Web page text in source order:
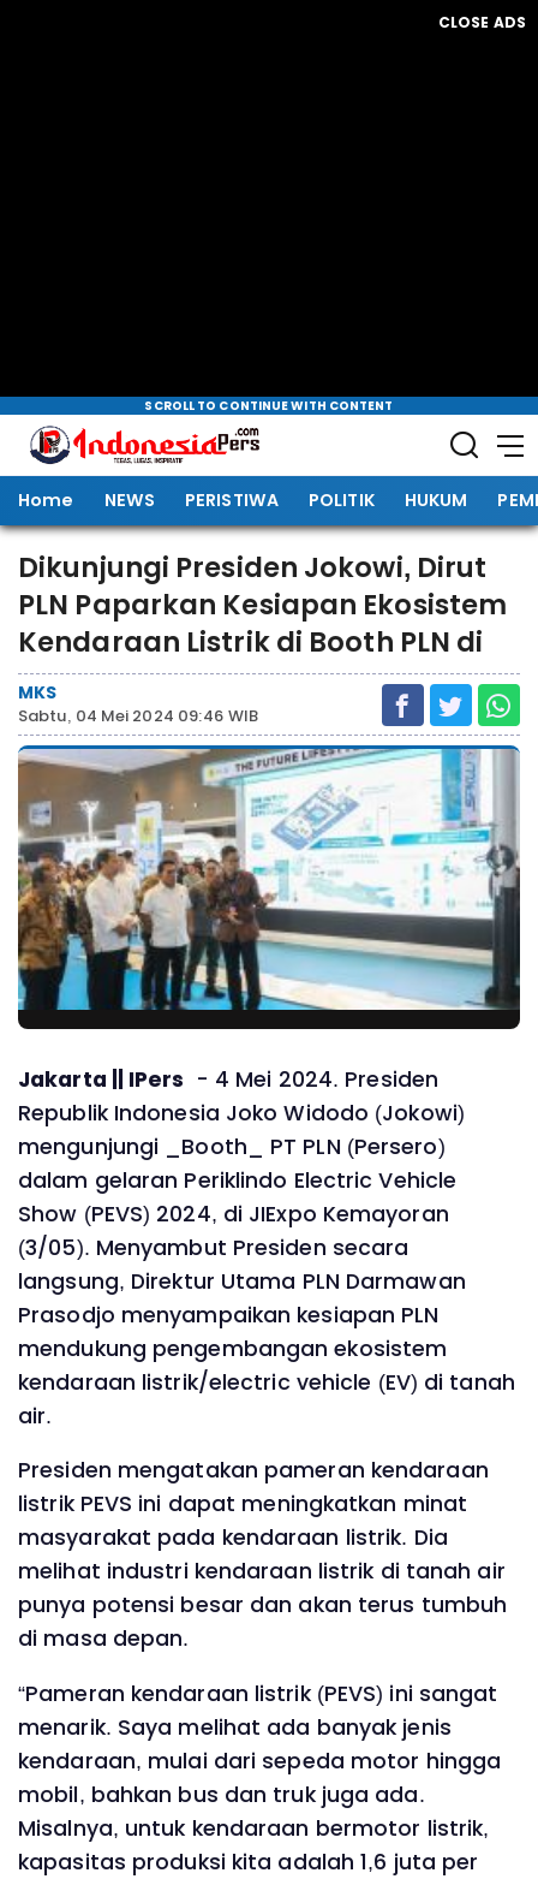
CLOSE ADS
SCROLL TO CONTINUE WITH CONTENT
Home NEWS PERISTIWA POLITIK HUKUM
Dikunjungi Presiden Jokowi, Dirut
PLN Paparkan Kesiapan Ekosistem
Kendaraan Listrik di Booth PLN di
MKS
Sabtu, 04 Mei 2024 09:46 WIB
Jakarta || IPers - 4 Mei 2024. Presiden
Republik Indonesia Joko Widodo (Jokowi)
mengunjungi _Booth_ PT PLN (Persero)
dalam gelaran Periklindo Electric Vehicle
Show (PEVS) 2024, di JIExpo Kemayoran
(3/05). Menyambut Presiden secara
langsung, Direktur Utama PLN Darmawan
Prasodjo menyampaikan kesiapan PLN
mendukung pengembangan ekosistem
kendaraan listrik/electric vehicle (EV) di tanah
air.
Presiden mengatakan pameran kendaraan
listrik PEVS ini dapat meningkatkan minat
masyarakat pada kendaraan listrik. Dia
melihat industri kendaraan listrik di tanah air
punya potensi besar dan akan terus tumbuh
di masa depan.
“Pameran kendaraan listrik (PEVS) ini sangat
menarik. Saya melihat ada banyak jenis
kendaraan, mulai dari sepeda motor hingga
mobil, bahkan bus dan truk juga ada.
Misalnya, untuk kendaraan bermotor listrik,
kapasitas produksi kita adalah 1,6 juta per